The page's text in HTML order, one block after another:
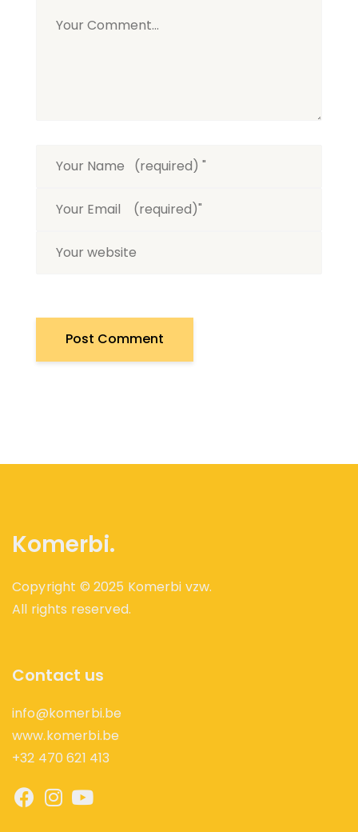
Komerbi.
Copyright © 2025 Komerbi vzw.
All rights reserved.
Contact us
info@komerbi.be
www.komerbi.be
+32 470 621 413